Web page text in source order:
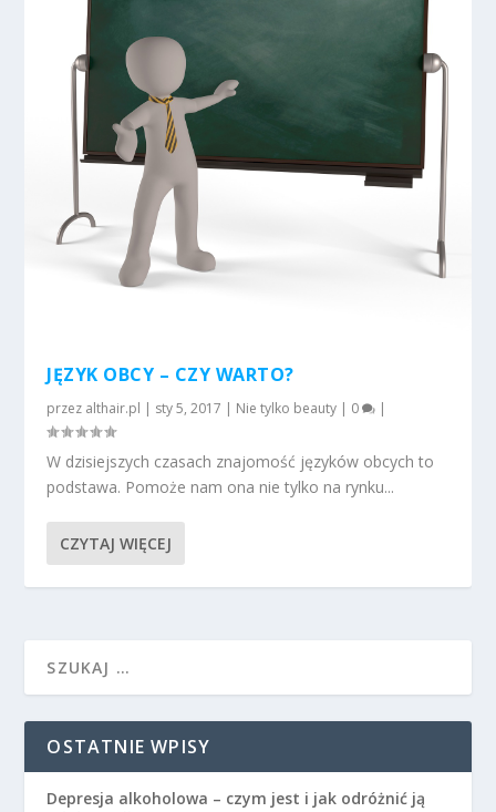
JĘZYK OBCY – CZY WARTO?
przez althair.pl | sty 5, 2017 | Nie tylko beauty | 0 |
W dzisiejszych czasach znajomość języków obcych to
podstawa. Pomoże nam ona nie tylko na rynku...
CZYTAJ WIĘCEJ
OSTATNIE WPISY
Depresja alkoholowa – czym jest i jak odróżnić ją